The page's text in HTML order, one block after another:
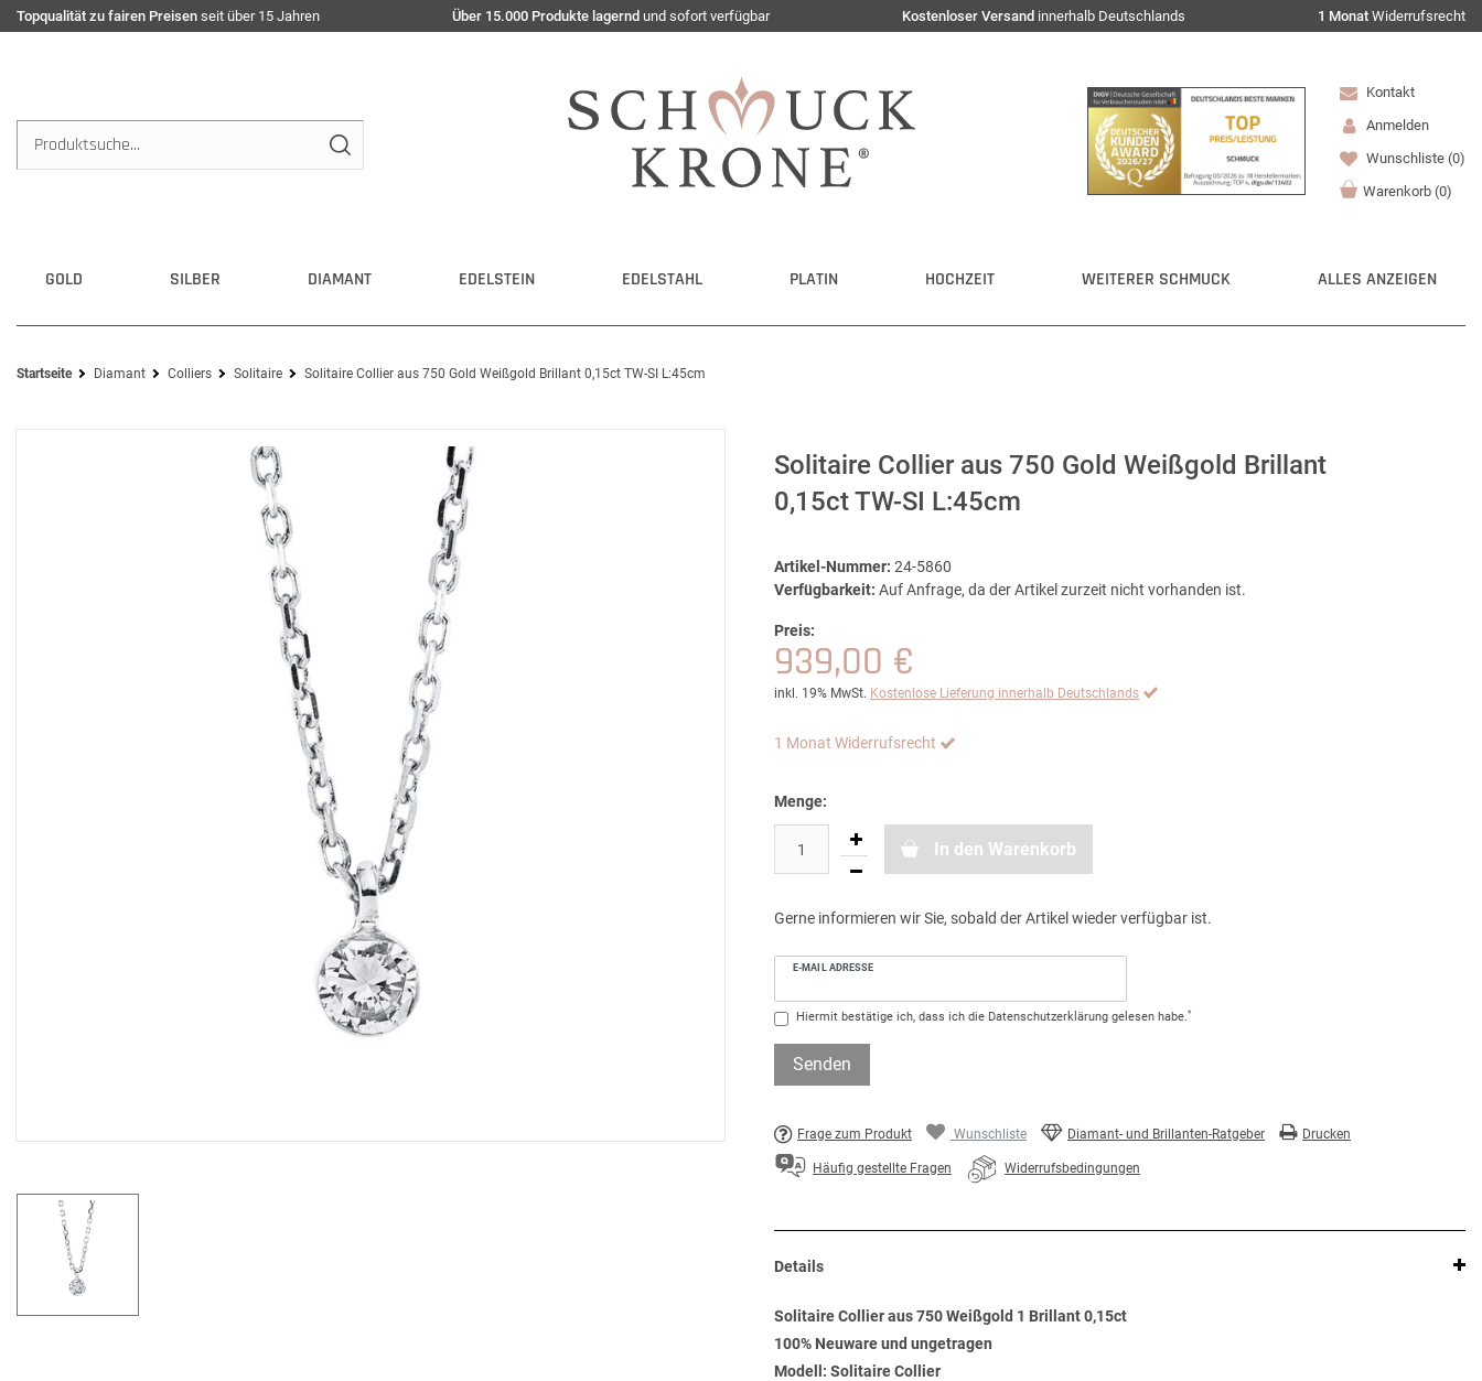
Topqualität zu fairen Preisen seit über 15 Jahren Über 15.000 Produkte lagernd und sofort verfügbar Kostenloser Versand innerhalb Deutschlands 1 Monat Widerrufsrecht
Kontakt
Anmelden
Wunschliste (0)
Warenkorb (0)
GOLD SILBER DIAMANT EDELSTEIN EDELSTAHL PLATIN HOCHZEIT WEITERER SCHMUCK ALLES ANZEIGEN
Startseite Diamant Colliers Solitaire Solitaire Collier aus 750 Gold Weißgold Brillant 0,15ct TW-SI L:45cm
Solitaire Collier aus 750 Gold Weißgold Brillant
0,15ct TW-SI L:45cm
Artikel-Nummer: 24-5860
Verfügbarkeit: Auf Anfrage, da der Artikel zurzeit nicht vorhanden ist.
Preis:
939,00 €
inkl. 19% MwSt. Kostenlose Lieferung innerhalb Deutschlands
1 Monat Widerrufsrecht
Menge:
In den Warenkorb
Gerne informieren wir Sie, sobald der Artikel wieder verfügbar ist.
E-MAIL ADRESSE
Hiermit bestätige ich, dass ich die Daten­schutz­erklärung gelesen habe.*
Senden
Frage zum Produkt Wunschliste Diamant- und Brillanten-Ratgeber Drucken
Häufig gestellte Fragen Widerrufsbedingungen
Details
Solitaire Collier aus 750 Weißgold 1 Brillant 0,15ct
100% Neuware und ungetragen
Modell: Solitaire Collier